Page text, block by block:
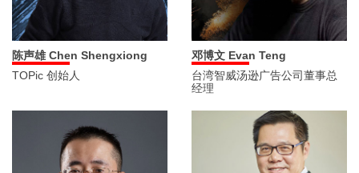
陈声雄 Chen Shengxiong
TOPic 创始人
邓博文 Evan Teng
台湾智威汤逊广告公司董事总
经理